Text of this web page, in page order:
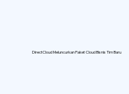
DirectCloud Meluncurkan Paket Cloud Bisnis Tim Baru